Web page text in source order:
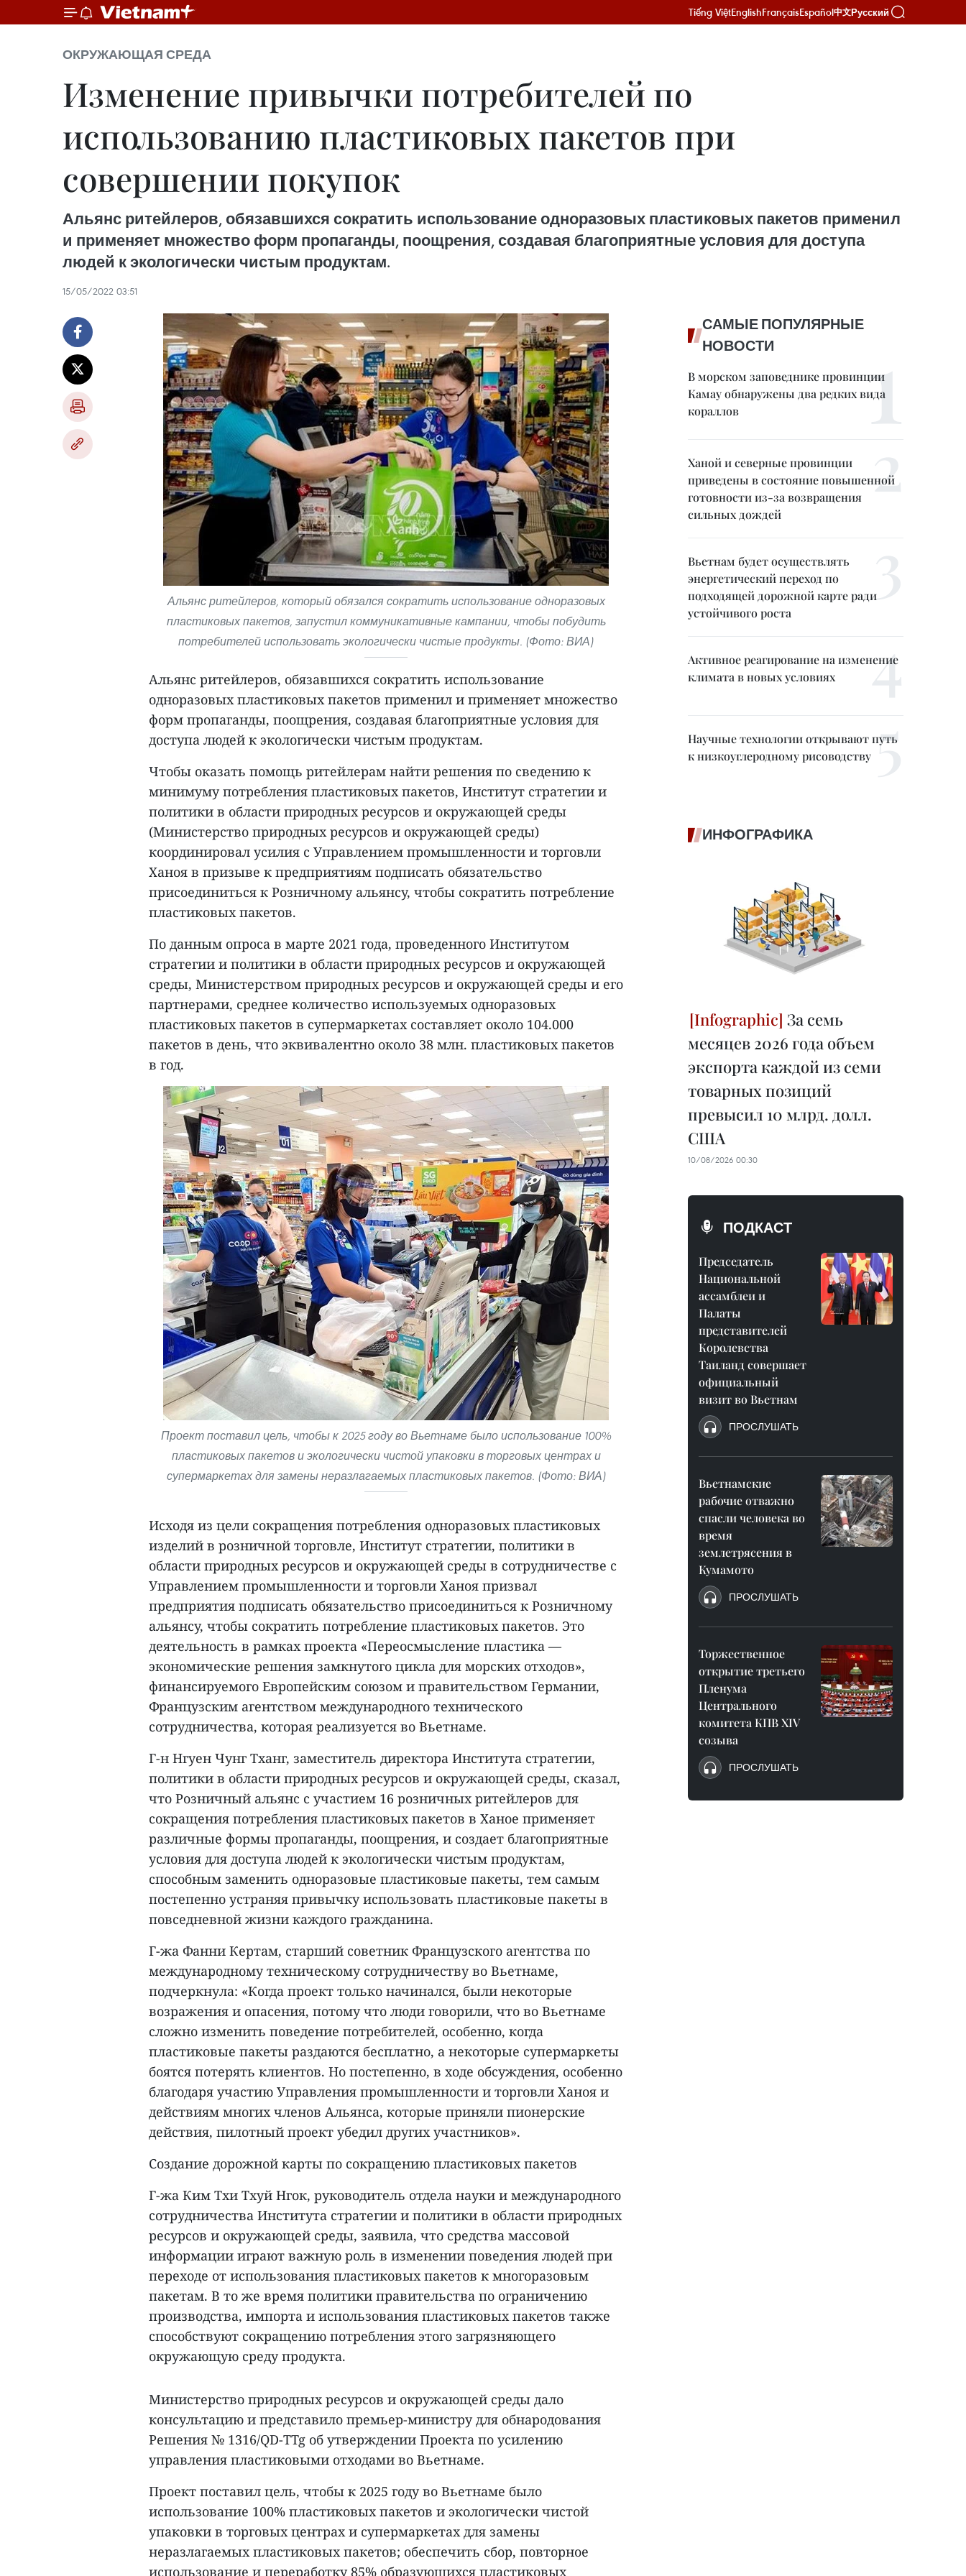
Tiếng ViệtEnglishFrançaisEspañol中文Русский
ОКРУЖАЮЩАЯ СРЕДА
Изменение привычки потребителей по
использованию пластиковых пакетов при
совершении покупок
Альянс ритейлеров, обязавшихся сократить использование одноразовых пластиковых пакетов применил
и применяет множество форм пропаганды, поощрения, создавая благоприятные условия для доступа
людей к экологически чистым продуктам.
15/05/2022 03:51
Альянс ритейлеров, который обязался сократить использование одноразовых
пластиковых пакетов, запустил коммуникативные кампании, чтобы побудить
потребителей использовать экологически чистые продукты. (Фото: ВИА)
Альянс ритейлеров, обязавшихся сократить использование
одноразовых пластиковых пакетов применил и применяет множество
форм пропаганды, поощрения, создавая благоприятные условия для
доступа людей к экологически чистым продуктам.
Чтобы оказать помощь ритейлерам найти решения по сведению к
минимуму потребления пластиковых пакетов, Институт стратегии и
политики в области природных ресурсов и окружающей среды
(Министерство природных ресурсов и окружающей среды)
координировал усилия с Управлением промышленности и торговли
Ханоя в призыве к предприятиям подписать обязательство
присоединиться к Розничному альянсу, чтобы сократить потребление
пластиковых пакетов.
По данным опроса в марте 2021 года, проведенного Институтом
стратегии и политики в области природных ресурсов и окружающей
среды, Министерством природных ресурсов и окружающей среды и его
партнерами, среднее количество используемых одноразовых
пластиковых пакетов в супермаркетах составляет около 104.000
пакетов в день, что эквивалентно около 38 млн. пластиковых пакетов
в год.
Проект поставил цель, чтобы к 2025 году во Вьетнаме было использование 100%
пластиковых пакетов и экологически чистой упаковки в торговых центрах и
супермаркетах для замены неразлагаемых пластиковых пакетов. (Фото: ВИА)
Исходя из цели сокращения потребления одноразовых пластиковых
изделий в розничной торговле, Институт стратегии, политики в
области природных ресурсов и окружающей среды в сотрудничестве с
Управлением промышленности и торговли Ханоя призвал
предприятия подписать обязательство присоединиться к Розничному
альянсу, чтобы сократить потребление пластиковых пакетов. Это
деятельность в рамках проекта «Переосмысление пластика —
экономические решения замкнутого цикла для морских отходов»,
финансируемого Европейским союзом и правительством Германии,
Французским агентством международного технического
сотрудничества, которая реализуется во Вьетнаме.
Г-н Нгуен Чунг Тханг, заместитель директора Института стратегии,
политики в области природных ресурсов и окружающей среды, сказал,
что Розничный альянс с участием 16 розничных ритейлеров для
сокращения потребления пластиковых пакетов в Ханое применяет
различные формы пропаганды, поощрения, и создает благоприятные
условия для доступа людей к экологически чистым продуктам,
способным заменить одноразовые пластиковые пакеты, тем самым
постепенно устраняя привычку использовать пластиковые пакеты в
повседневной жизни каждого гражданина.
Г-жа Фанни Кертам, старший советник Французского агентства по
международному техническому сотрудничеству во Вьетнаме,
подчеркнула: «Когда проект только начинался, были некоторые
возражения и опасения, потому что люди говорили, что во Вьетнаме
сложно изменить поведение потребителей, особенно, когда
пластиковые пакеты раздаются бесплатно, а некоторые супермаркеты
боятся потерять клиентов. Но постепенно, в ходе обсуждения, особенно
благодаря участию Управления промышленности и торговли Ханоя и
действиям многих членов Альянса, которые приняли пионерские
действия, пилотный проект убедил других участников».
Создание дорожной карты по сокращению пластиковых пакетов
Г-жа Ким Тхи Тхуй Нгок, руководитель отдела науки и международного
сотрудничества Института стратегии и политики в области природных
ресурсов и окружающей среды, заявила, что средства массовой
информации играют важную роль в изменении поведения людей при
переходе от использования пластиковых пакетов к многоразовым
пакетам. В то же время политики правительства по ограничению
производства, импорта и использования пластиковых пакетов также
способствуют сокращению потребления этого загрязняющего
окружающую среду продукта.
Министерство природных ресурсов и окружающей среды дало
консультацию и представило премьер-министру для обнародования
Решения № 1316/QD-TTg об утверждении Проекта по усилению
управления пластиковыми отходами во Вьетнаме.
Проект поставил цель, чтобы к 2025 году во Вьетнаме было
использование 100% пластиковых пакетов и экологически чистой
упаковки в торговых центрах и супермаркетах для замены
неразлагаемых пластиковых пакетов; обеспечить сбор, повторное
использование и переработку 85% образующихся пластиковых
САМЫЕ ПОПУЛЯРНЫЕ
НОВОСТИ
В морском заповеднике провинции
Камау обнаружены два редких вида
кораллов
Ханой и северные провинции
приведены в состояние повышенной
готовности из-за возвращения
сильных дождей
Вьетнам будет осуществлять
энергетический переход по
подходящей дорожной карте ради
устойчивого роста
Активное реагирование на изменение
климата в новых условиях
Научные технологии открывают путь
к низкоуглеродному рисоводству
ИНФОГРАФИКА
За семь
месяцев 2026 года объем
экспорта каждой из семи
товарных позиций
превысил 10 млрд. долл.
США
10/08/2026 00:30
ПОДКАСТ
Председатель
Национальной
ассамблеи и
Палаты
представителей
Королевства
Таиланд совершает
официальный
визит во Вьетнам
ПРОСЛУШАТЬ
Вьетнамские
рабочие отважно
спасли человека во
время
землетрясения в
Кумамото
ПРОСЛУШАТЬ
Торжественное
открытие третьего
Пленума
Центрального
комитета КПВ XIV
созыва
ПРОСЛУШАТЬ